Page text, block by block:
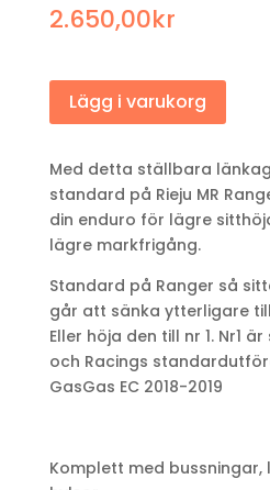
2.650,00kr
Lägg i varukorg
Med detta ställbara
standard på Rieju MR
din enduro för lägre
lägre markfrigång.
Standard på Ranger så
går att sänka ytterligare
Eller höja den till nr 1. Nr1 är
och Racings
GasGas EC 2018-2019
Komplett med